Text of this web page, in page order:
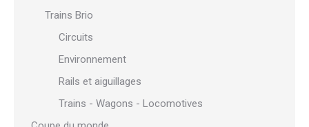
Trains Brio
Circuits
Environnement
Rails et aiguillages
Trains - Wagons - Locomotives